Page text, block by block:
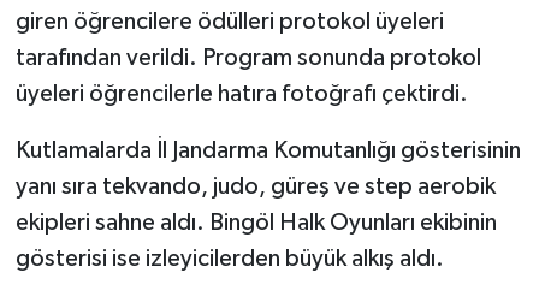
giren öğrencilere ödülleri protokol üyeleri
tarafından verildi. Program sonunda protokol
üyeleri öğrencilerle hatıra fotoğrafı çektirdi.
Kutlamalarda İl Jandarma Komutanlığı gösterisinin
yanı sıra tekvando, judo, güreş ve step aerobik
ekipleri sahne aldı. Bingöl Halk Oyunları ekibinin
gösterisi ise izleyicilerden büyük alkış aldı.